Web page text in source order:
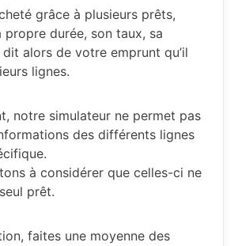
grâce à plusieurs prêts,
propre durée, son taux, sa
dit alors de votre emprunt qu’il
lignes.
notre simulateur ne permet pas
des différents lignes
à considérer que celles-ci ne
prêt.
faites une moyenne des